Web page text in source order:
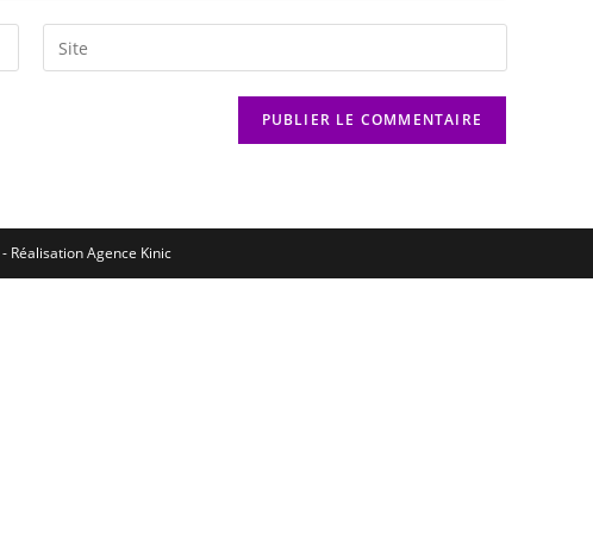
- RéalisationAgence Kinic